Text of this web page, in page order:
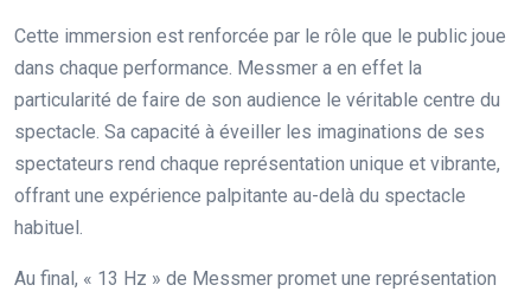
Cette immersion est renforcée par le rôle que le public joue
dans chaque performance. Messmer a en effet la
particularité de faire de son audience le véritable centre du
spectacle. Sa capacité à éveiller les imaginations de ses
spectateurs rend chaque représentation unique et vibrante,
offrant une expérience palpitante au-delà du spectacle
habituel.
Au final, « 13 Hz » de Messmer promet une représentation